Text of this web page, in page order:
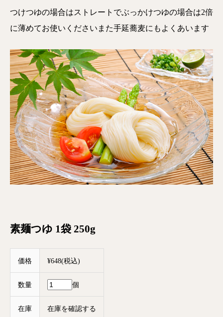
つけつゆの場合はストレートでぶっかけつゆの場合は2倍
に薄めてお使いくださいまた手延蕎麦にもよくあいます
素麺つゆ 1袋 250g
価格 ¥648(税込)
数量 個
在庫 在庫を確認する